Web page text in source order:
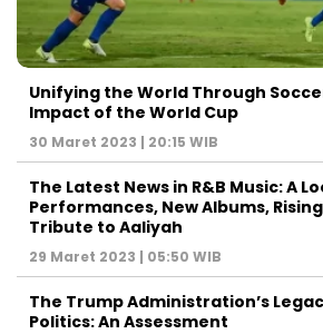
Unifying the World Through
Impact of the World Cup
30 Maret 2023 | 20:15 WIB
The Latest News in R&B Music: A
Performances, New Albums,
Tribute to Aaliyah
29 Maret 2023 | 05:50 WIB
The Trump Administration’s
Politics: An Assessment